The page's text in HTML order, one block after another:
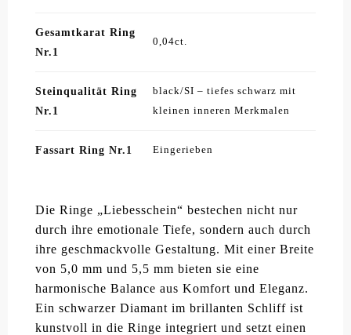
Gesamtkarat Ring
Nr.1
0,04ct.
Steinqualität Ring
Nr.1
black/SI – tiefes schwarz mit
kleinen inneren Merkmalen
Fassart Ring Nr.1 Eingerieben
Die Ringe „Liebesschein“ bestechen nicht nur
durch ihre emotionale Tiefe, sondern auch durch
ihre geschmackvolle Gestaltung. Mit einer Breite
von 5,0 mm und 5,5 mm bieten sie eine
harmonische Balance aus Komfort und Eleganz.
Ein schwarzer Diamant im brillanten Schliff ist
kunstvoll in die Ringe integriert und setzt einen